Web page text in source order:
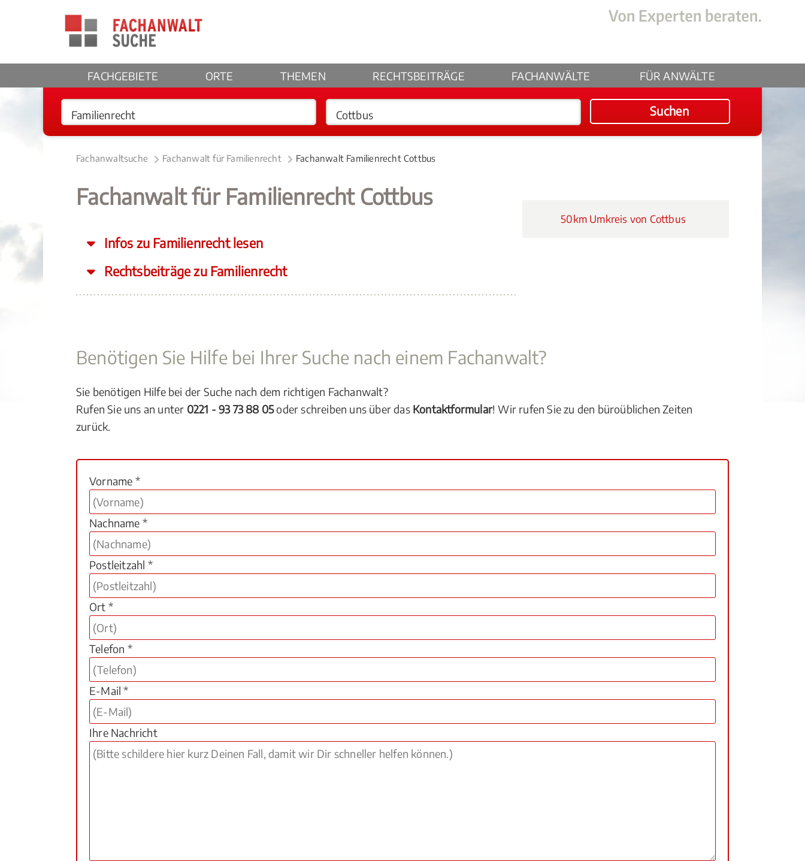
FACHGEBIETE ORTE THEMEN RECHTSBEITRÄGE FACHANWÄLTE FÜR ANWÄLTE
Suchen
Fachanwaltsuche Fachanwalt für Familienrecht Fachanwalt Familienrecht Cottbus
Fachanwalt für Familienrecht Cottbus
Infos zu Familienrecht lesen
Rechtsbeiträge zu Familienrecht
50km Umkreis von Cottbus
Benötigen Sie Hilfe bei Ihrer Suche nach einem Fachanwalt?
Sie benötigen Hilfe bei der Suche nach dem richtigen Fachanwalt?
Rufen Sie uns an unter 0221 - 93 73 88 05oder schreiben uns über das Kontaktformular! Wir rufen Sie zu den büroüblichen Zeiten
zurück.
Vorname *
Nachname *
Postleitzahl *
Ort *
Telefon *
E-Mail *
Ihre Nachricht